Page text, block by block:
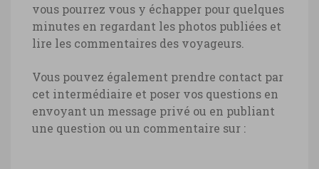
vous pourrez vous y échapper pour quelques
minutes en regardant les photos publiées et
lire les commentaires des voyageurs.
Vous pouvez également prendre contact par
cet intermédiaire et poser vos questions en
envoyant un message privé ou en publiant
une question ou un commentaire sur :